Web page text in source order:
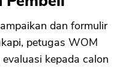
dan formulir
petugas WOM
kepada calon